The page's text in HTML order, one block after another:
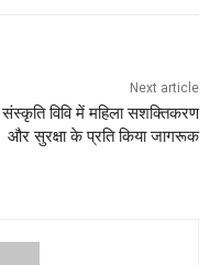
Next article
संस्कृति विवि में महिला सशक्तिकरण
और सुरक्षा के प्रति किया जागरूक